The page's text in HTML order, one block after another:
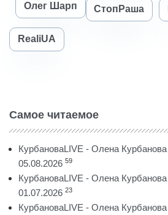
Олег Шарп СтопРаша
RealiUA
Самое читаемое
КурбановаLIVE - Олена
05.08.2026 59
КурбановаLIVE - Олена
01.07.2026 23
КурбановаLIVE - Олена